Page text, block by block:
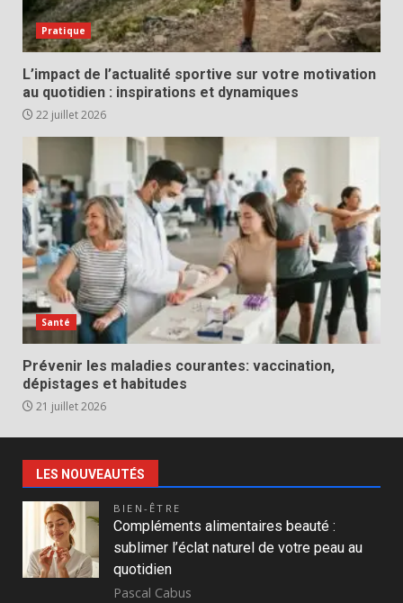
Pratique
L’impact de l’actualité sportive sur votre motivation
au quotidien : inspirations et dynamiques
22 juillet 2026
Santé
Prévenir les maladies courantes: vaccination,
dépistages et habitudes
21 juillet 2026
LES NOUVEAUTÉS
BIEN-ÊTRE
Compléments alimentaires beauté :
sublimer l’éclat naturel de votre peau au
quotidien
Pascal Cabus